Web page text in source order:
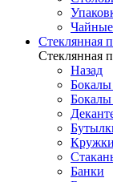
Стеклянная
Стеклянная
Назад
Бокалы
Кружки
Банки